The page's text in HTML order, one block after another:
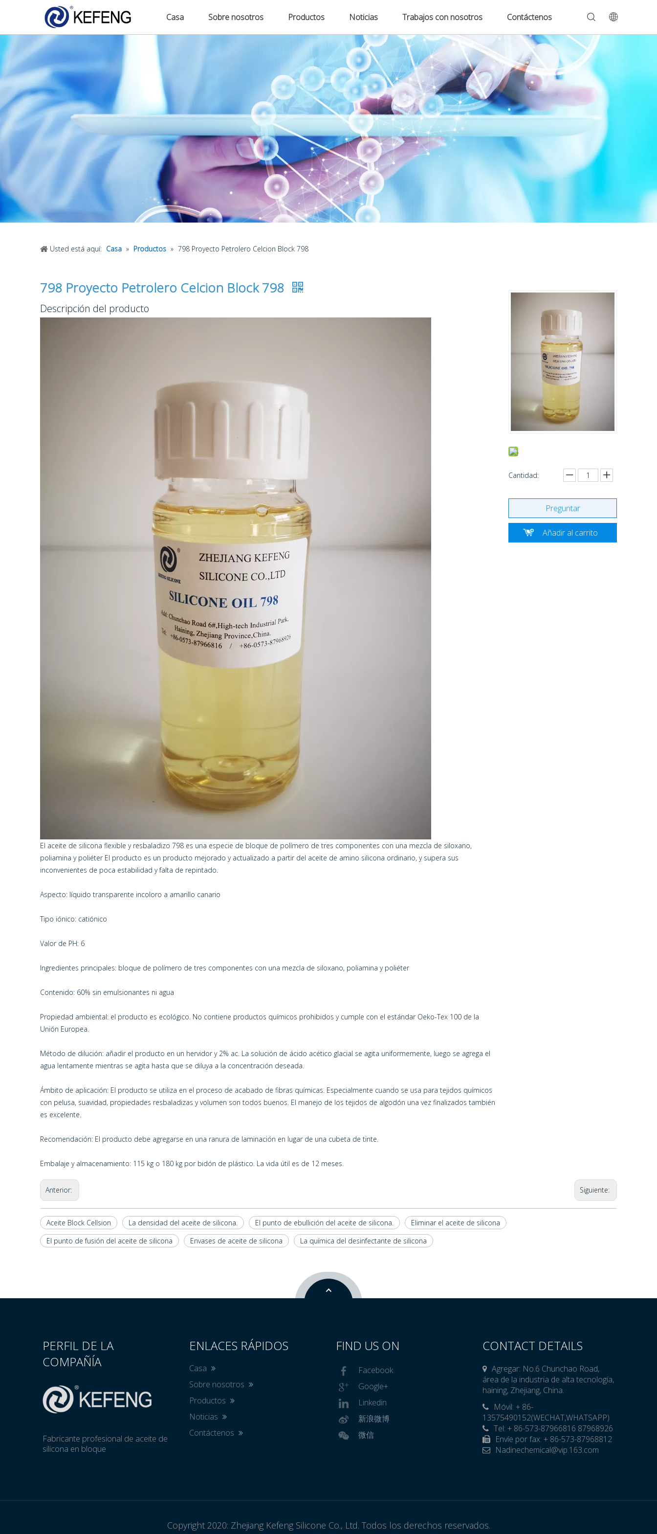
Casa Sobre nosotros Productos Noticias Trabajos con nosotros Contáctenos
Usted está aquí: Casa » Productos » 798 Proyecto Petrolero Celcion Block 798
Cantidad:
Preguntar
Añadir al carrito
798 Proyecto Petrolero Celcion Block 798
Descripción del producto
El aceite de silicona flexible y resbaladizo 798 es una especie de bloque de polímero de tres componentes con una mezcla de siloxano,
poliamina y poliéter El producto es un producto mejorado y actualizado a partir del aceite de amino silicona ordinario, y supera sus
inconvenientes de poca estabilidad y falta de repintado.
Aspecto: líquido transparente incoloro a amarillo canario
Tipo iónico: catiónico
Valor de PH: 6
Ingredientes principales: bloque de polímero de tres componentes con una mezcla de siloxano, poliamina y poliéter
Contenido: 60% sin emulsionantes ni agua
Propiedad ambiental: el producto es ecológico. No contiene productos químicos prohibidos y cumple con el estándar Oeko-Tex 100 de la
Unión Europea.
Método de dilución: añadir el producto en un hervidor y 2% ac. La solución de ácido acético glacial se agita uniformemente, luego se agrega el
agua lentamente mientras se agita hasta que se diluya a la concentración deseada.
Ámbito de aplicación: El producto se utiliza en el proceso de acabado de fibras químicas. Especialmente cuando se usa para tejidos químicos
con pelusa, suavidad, propiedades resbaladizas y volumen son todos buenos. El manejo de los tejidos de algodón una vez finalizados también
es excelente.
Recomendación: El producto debe agregarse en una ranura de laminación en lugar de una cubeta de tinte.
Embalaje y almacenamiento: 115 kg o 180 kg por bidón de plástico. La vida útil es de 12 meses.
Anterior: Siguiente:
Aceite Block Cellsion La densidad del aceite de silicona. El punto de ebullición del aceite de silicona.
Eliminar el aceite de silicona
El punto de fusión del aceite de silicona
Envases de aceite de silicona La química del desinfectante de silicona
PERFIL DE LA
COMPAÑÍA
Fabricante profesional de aceite de
silicona en bloque
ENLACES RÁPIDOS
Casa
Sobre nosotros
Productos
Noticias
Contáctenos
FIND US ON
Facebook
Google+
Linkedin
新浪微博
微信
CONTACT DETAILS
Agregar: No.6 Chunchao Road,
área de la industria de alta tecnología,
haining, Zhejiang, China.

Móvil: + 86-
13575490152(WECHAT,WHATSAPP)
Tel: + 86-573-87966816 87968926
Envíe por fax: + 86-573-87968812
 Nadinechemical@vip.163.com
Copyright 2020: Zhejiang Kefeng Silicone Co., Ltd. Todos los derechos reservados.